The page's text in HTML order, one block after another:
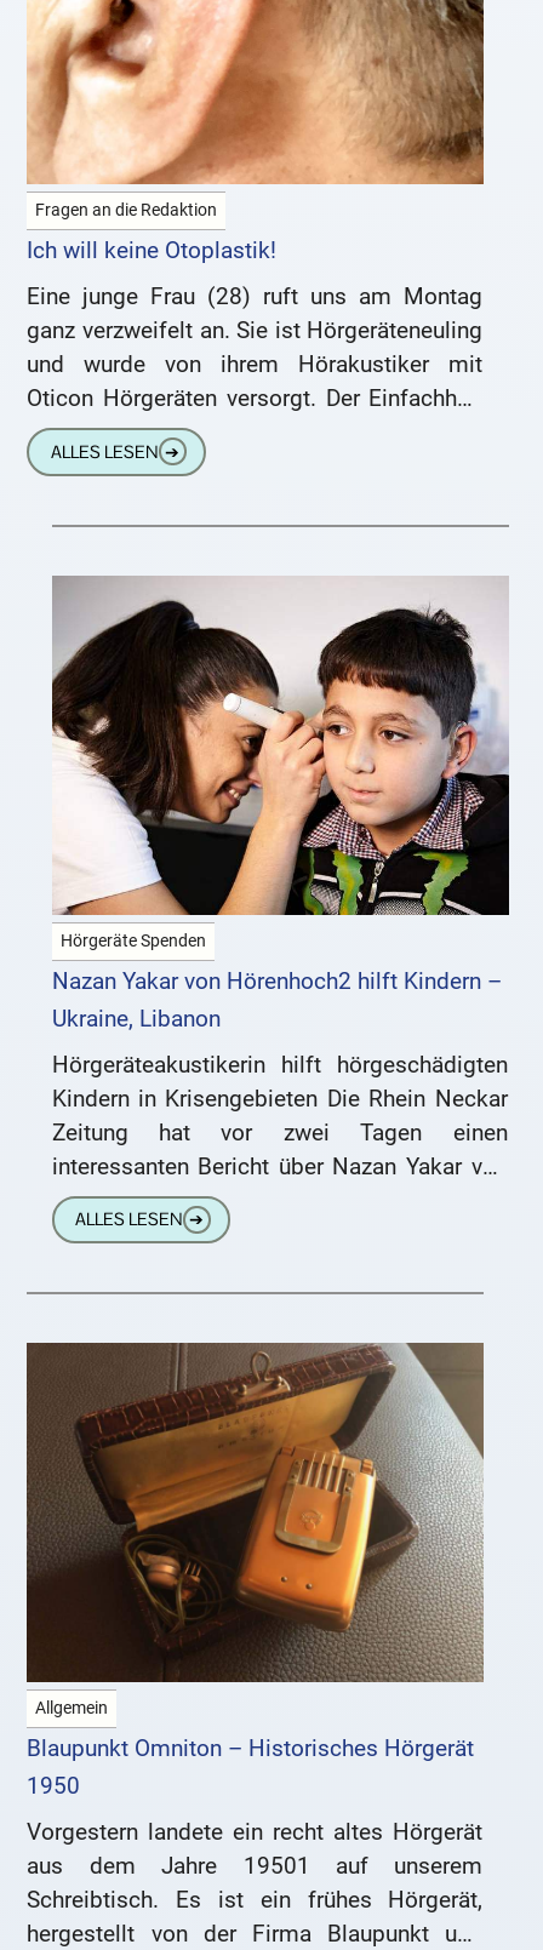
Fragen an die Redaktion
Ich will keine Otoplastik!
Eine junge Frau (28) ruft uns am Montag
ganz verzweifelt an. Sie ist Hörgeräteneuling
und wurde von ihrem Hörakustiker mit
Oticon Hörgeräten versorgt. Der Einfachheit
halber hat ihr der Hörakustiker
ALLES LESEN ➔
Hörgeräte Spenden
Nazan Yakar von Hörenhoch2 hilft Kindern –
Ukraine, Libanon
Hörgeräteakustikerin hilft hörgeschädigten
Kindern in Krisengebieten Die Rhein Neckar
Zeitung hat vor zwei Tagen einen
interessanten Bericht über Nazan Yakar von
Hören2 veröffentlicht. Hören2 ist ja unser
Partnerhörakustiker, der uns
ALLES LESEN ➔
Allgemein
Blaupunkt Omniton – Historisches Hörgerät
1950
Vorgestern landete ein recht altes Hörgerät
aus dem Jahre 19501 auf unserem
Schreibtisch. Es ist ein frühes Hörgerät,
hergestellt von der Firma Blaupunkt und